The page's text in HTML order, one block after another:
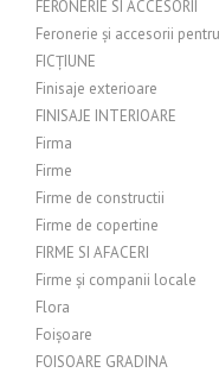
FERONERIE SI ACCESORII
Feronerie și accesorii
FICȚIUNE
Finisaje exterioare
FINISAJE INTERIOARE
Firma
Firme
Firme de constructii
Firme de copertine
FIRME SI AFACERI
Firme și companii locale
Flora
Foișoare
FOISOARE GRADINA